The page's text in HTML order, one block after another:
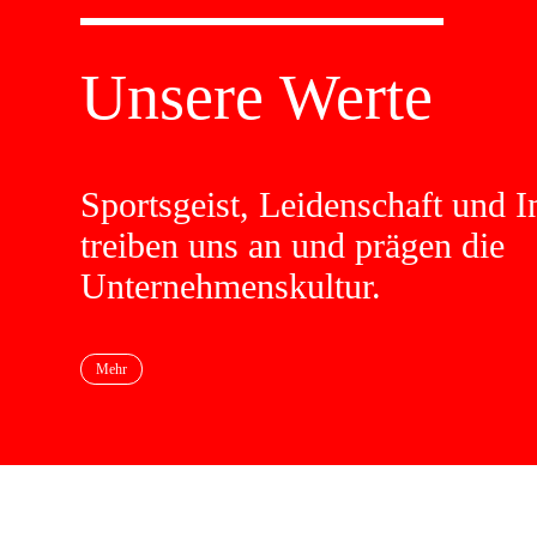
Unsere Werte
Sportsgeist, Leidenschaft und
treiben uns an und prägen die
Unternehmenskultur.
Mehr